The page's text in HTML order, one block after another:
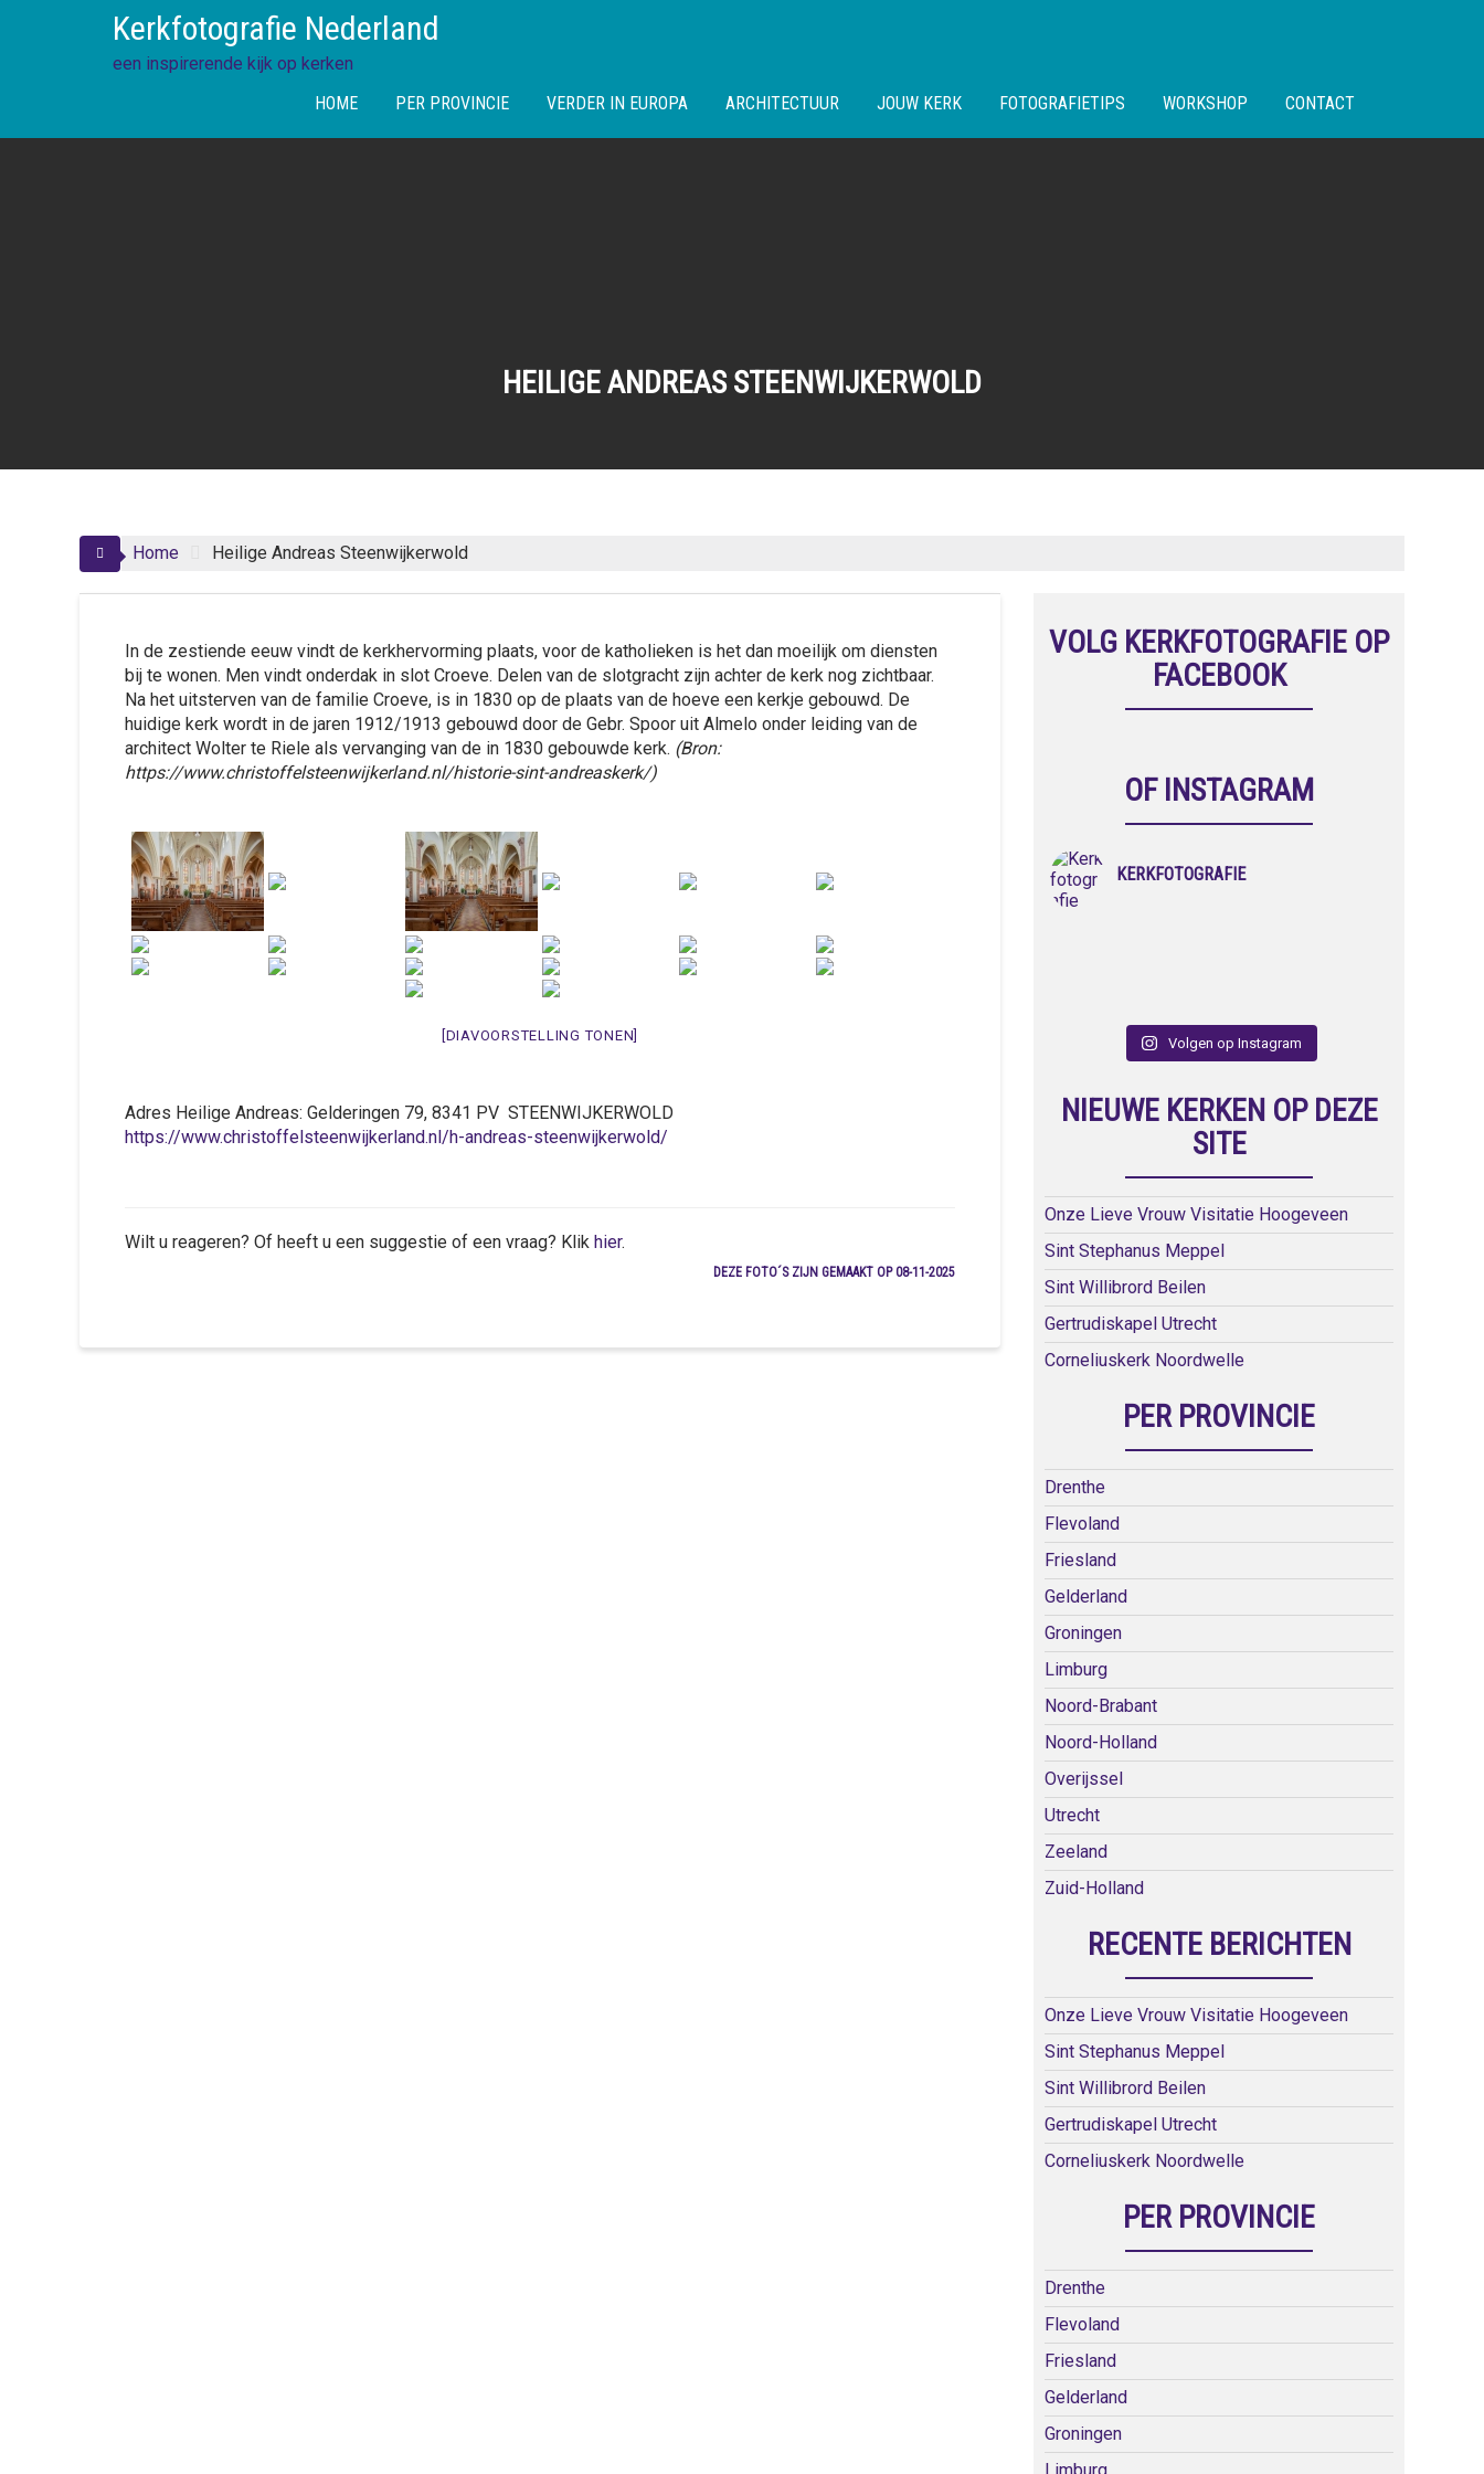
Kerkfotografie Nederland
een inspirerende kijk op kerken
HOME
PER PROVINCIE VERDER IN EUROPA ARCHITECTUUR JOUW KERK FOTOGRAFIETIPS WORKSHOP CONTACT
HEILIGE ANDREAS STEENWIJKERWOLD
Home Heilige Andreas Steenwijkerwold
In de zestiende eeuw vindt de kerkhervorming plaats, voor de katholieken is het dan moeilijk om diensten
bij te wonen. Men vindt onderdak in slot Croeve. Delen van de slotgracht zijn achter de kerk nog zichtbaar.
Na het uitsterven van de familie Croeve, is in 1830 op de plaats van de hoeve een kerkje gebouwd. De
huidige kerk wordt in de jaren 1912/1913 gebouwd door de Gebr. Spoor uit Almelo onder leiding van de
architect Wolter te Riele als vervanging van de in 1830 gebouwde kerk. (Bron:
https://www.christoffelsteenwijkerland.nl/historie-sint-andreaskerk/)
[DIAVOORSTELLING TONEN]
Adres Heilige Andreas: Gelderingen 79, 8341 PV STEENWIJKERWOLD
https://www.christoffelsteenwijkerland.nl/h-andreas-steenwijkerwold/
Wilt u reageren? Of heeft u een suggestie of een vraag? Klik hier.
DEZE FOTO´S ZIJN GEMAAKT OP 08-11-2025
VOLG KERKFOTOGRAFIE OP
FACEBOOK
OF INSTAGRAM
KERKFOTOGRAFIE
Volgen op Instagram
NIEUWE KERKEN OP DEZE
SITE
Onze Lieve Vrouw Visitatie Hoogeveen
Sint Stephanus Meppel
Sint Willibrord Beilen
Gertrudiskapel Utrecht
Corneliuskerk Noordwelle
PER PROVINCIE
Drenthe
Flevoland
Friesland
Gelderland
Groningen
Limburg
Noord-Brabant
Noord-Holland
Overijssel
Utrecht
Zeeland
Zuid-Holland
RECENTE BERICHTEN
Onze Lieve Vrouw Visitatie Hoogeveen
Sint Stephanus Meppel
Sint Willibrord Beilen
Gertrudiskapel Utrecht
Corneliuskerk Noordwelle
PER PROVINCIE
Drenthe
Flevoland
Friesland
Gelderland
Groningen